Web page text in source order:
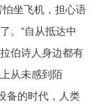
坐飞机，担心语
。“自从抵达中
伯诗人身边都有
从未感到陌
备的时代，人类